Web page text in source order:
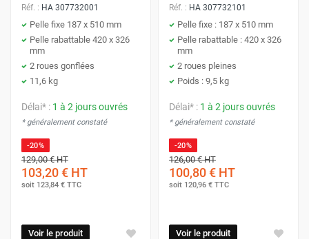
Réf. : HA 307732001
Pelle fixe 187 x 510 mm
Pelle rabattable 420 x 326
mm
2 roues gonflées
11,6 kg
Délai* : 1 à 2 jours ouvrés
* généralement constaté
-20%
129,00 €HT
103,20 € HT
soit 123,84 € TTC
Voir le produit
Réf. : HA 307732101
Pelle fixe : 187 x 510 mm
Pelle rabattable : 420 x 326
mm
2 roues pleines
Poids : 9,5 kg
Délai* : 1 à 2 jours ouvrés
* généralement constaté
-20%
126,00 €HT
100,80 € HT
soit 120,96 € TTC
Voir le produit